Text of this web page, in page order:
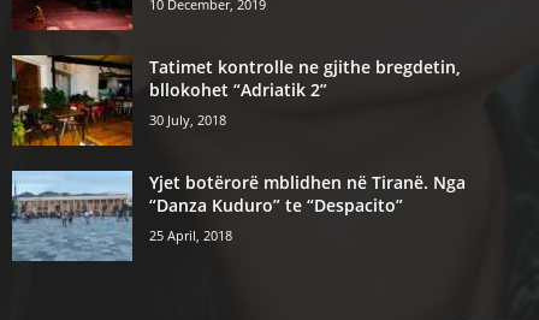
10 December, 2019
Tatimet kontrolle ne gjithe bregdetin,
bllokohet “Adriatik 2”
30 July, 2018
Yjet botërorë mblidhen në Tiranë. Nga
“Danza Kuduro” te “Despacito”
25 April, 2018